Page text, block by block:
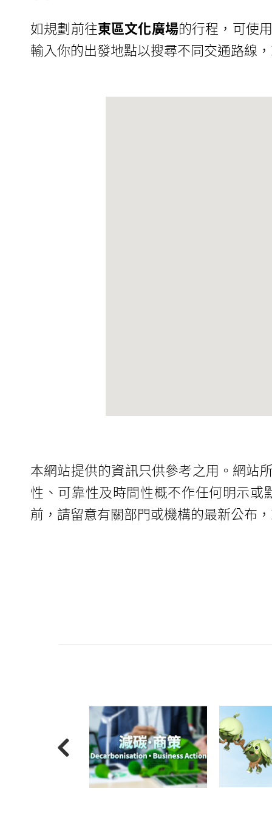
如規劃前往東區文化廣場的行程，可使
輸入你的出發地點以搜尋不同交通路線
本網站提供的資訊只供參考之用。網站
性、可靠性及時間性概不作任何明示
前，請留意有關部門或機構的最新公布